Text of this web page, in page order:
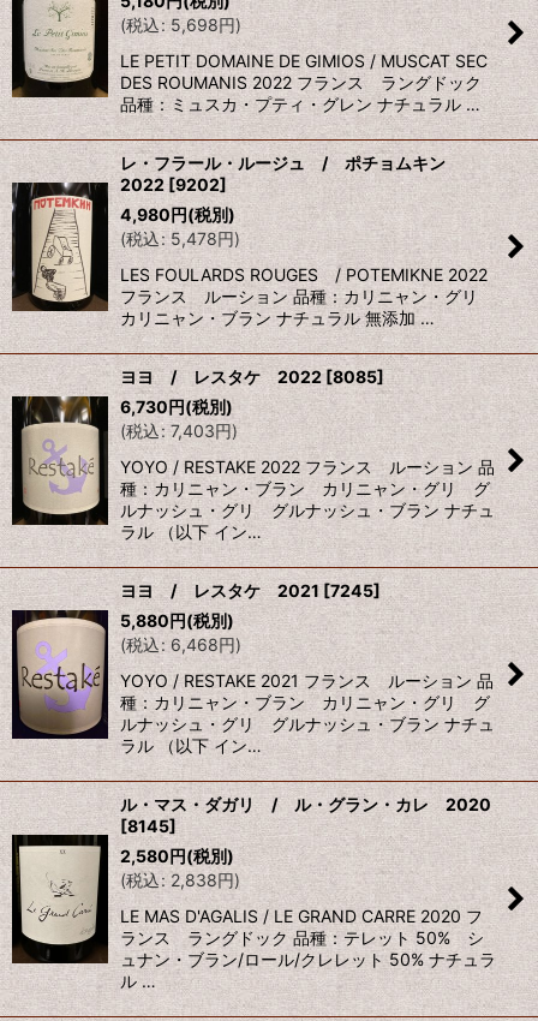
(税込: 5,698円)
LE PETIT DOMAINE DE GIMIOS / MUSCAT SEC
DES ROUMANIS 2022 フランス ラングドック
品種：ミュスカ・プティ・グレン ナチュラル …
レ・フラール・ルージュ / ポチョムキン
2022[9202]
4,980円(税別)
(税込: 5,478円)
LES FOULARDS ROUGES / POTEMIKNE 2022
フランス ルーション 品種：カリニャン・グリ
カリニャン・ブラン ナチュラル 無添加 …
ヨヨ / レスタケ 2022 [8085]
6,730円(税別)
(税込: 7,403円)
YOYO / RESTAKE 2022 フランス ルーション 品
種：カリニャン・ブラン カリニャン・グリ グ
ルナッシュ・グリ グルナッシュ・ブラン ナチュ
ラル （以下 イン…
ヨヨ / レスタケ 2021 [7245]
5,880円(税別)
(税込: 6,468円)
YOYO / RESTAKE 2021 フランス ルーション 品
種：カリニャン・ブラン カリニャン・グリ グ
ルナッシュ・グリ グルナッシュ・ブラン ナチュ
ラル （以下 イン…
ル・マス・ダガリ / ル・グラン・カレ 2020
[8145]
2,580円(税別)
(税込: 2,838円)
LE MAS D'AGALIS / LE GRAND CARRE 2020 フ
ランス ラングドック 品種：テレット 50% シ
ュナン・ブラン/ロール/クレレット 50% ナチュラ
ル …